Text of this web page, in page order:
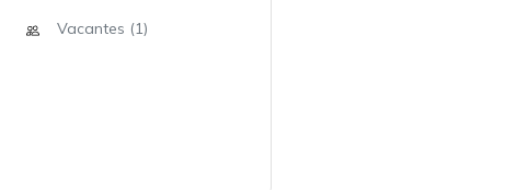
Vacantes (1)